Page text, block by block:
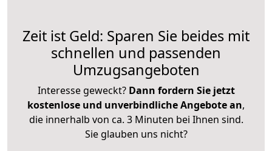
Zeit ist Geld: Sparen Sie beides mit
schnellen und passenden
Umzugsangeboten
Interesse geweckt? Dann fordern Sie jetzt
kostenlose und unverbindliche Angebote an,
die innerhalb von ca. 3 Minuten bei Ihnen sind.
Sie glauben uns nicht?